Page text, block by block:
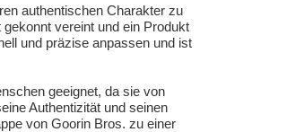
authentischen Charakter zu
vereint und ein Produkt
und präzise anpassen und ist
geeignet, da sie von
Authentizität und seinen
von Goorin Bros. zu einer